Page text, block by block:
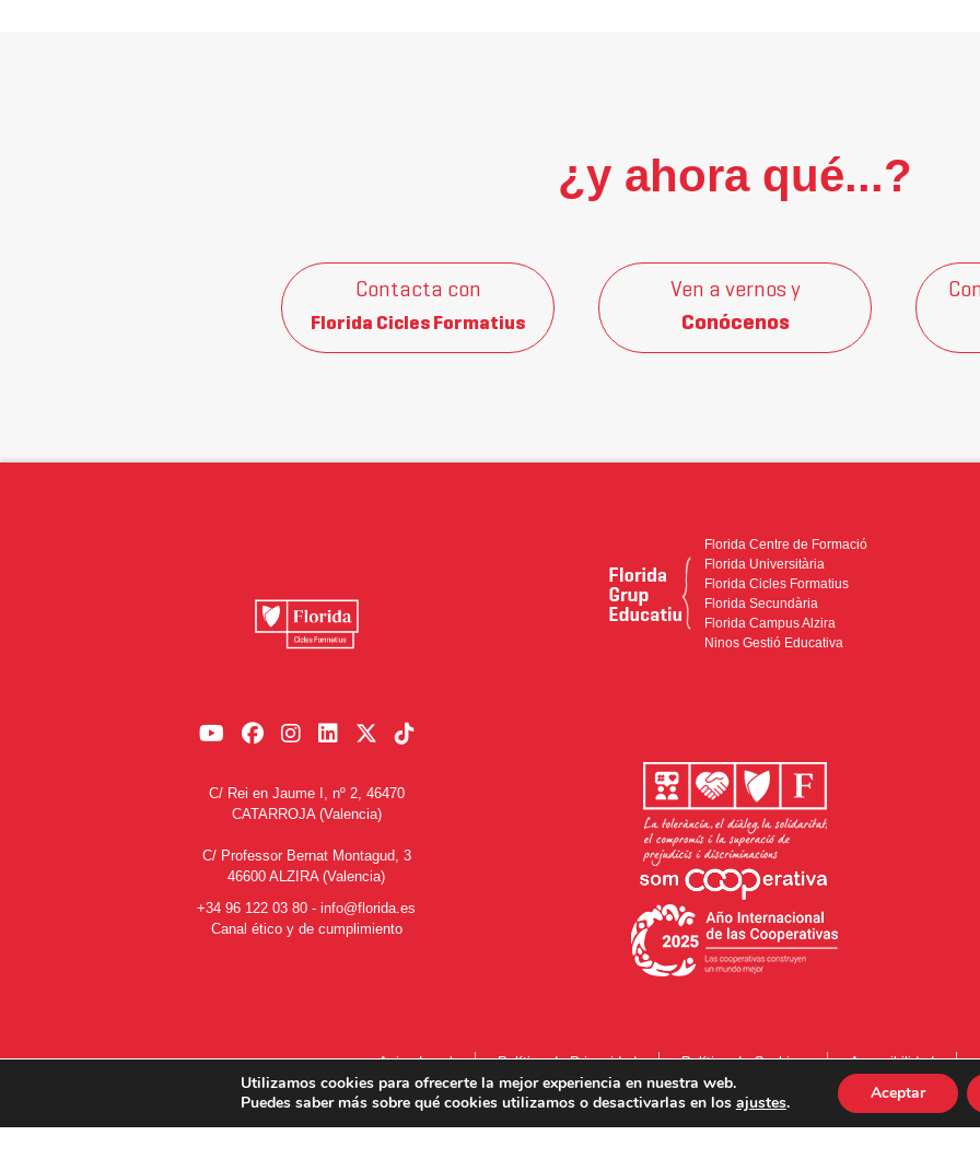
¿y ahora qué...?
Contacta con
Florida Cicles Formatius
Ven a vernos y
Conócenos
C/ Rei en Jaume I, nº 2, 46470
CATARROJA (Valencia)
C/ Professor Bernat Montagud, 3
46600 ALZIRA (Valencia)
+34 96 122 03 80 - info@florida.es
Canal ético y de cumplimiento
Florida Centre de Formació
Florida Universitària
Florida Cicles Formatius
Florida Secundària
Florida Campus Alzira
Ninos Gestió Educativa
Aviso Legal Política de Privacidad Política de Cookies Accesibilidad
Utilizamos cookies para ofrecerte la mejor experiencia en nuestra web.
Puedes saber más sobre qué cookies utilizamos o desactivarlas en los ajustes. Aceptar